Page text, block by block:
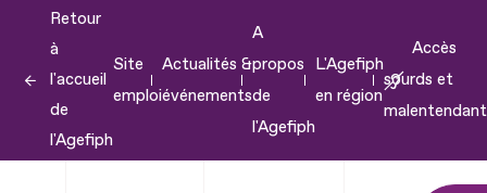
contenu
Retour
à
l'accueil
de
l'Agefiph
Site
emploi
Actualités &
événements
A
propos
de
l'Agefiph
L'Agefiph
en région
Accès
sourds et